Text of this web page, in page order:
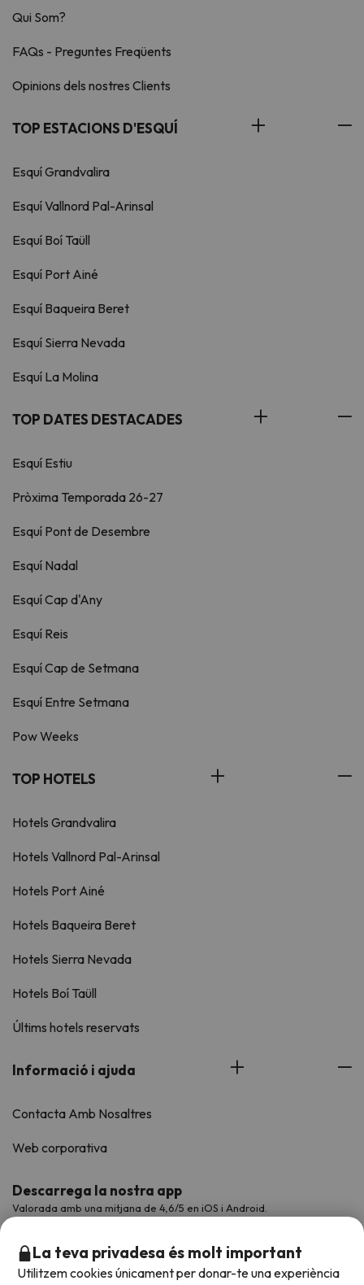
Qui Som?
FAQs - Preguntes Freqüents
Opinions dels nostres Clients
TOP ESTACIONS D'ESQUÍ
Esquí Grandvalira
Esquí Vallnord Pal-Arinsal
Esquí Boí Taüll
Esquí Port Ainé
Esquí Baqueira Beret
Esquí Sierra Nevada
Esquí La Molina
TOP DATES DESTACADES
Esquí Estiu
Pròxima Temporada 26-27
Esquí Pont de Desembre
Esquí Nadal
Esquí Cap d'Any
Esquí Reis
Esquí Cap de Setmana
Esquí Entre Setmana
Pow Weeks
TOP HOTELS
Hotels Grandvalira
Hotels Vallnord Pal-Arinsal
Hotels Port Ainé
Hotels Baqueira Beret
Hotels Sierra Nevada
Hotels Boí Taüll
Últims hotels reservats
Informació i ajuda
Contacta Amb Nosaltres
Web corporativa
Descarrega la nostra app
Valorada amb una mitjana de 4,6/5 en iOS i Android.
La teva privadesa és molt important
Utilitzem cookies únicament per donar-te una experiència